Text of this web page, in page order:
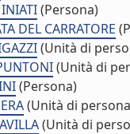
(Persona)
DEL CARRATORE
(Unità di
(Unità di
(Persona)
(Unità di
(Unità di